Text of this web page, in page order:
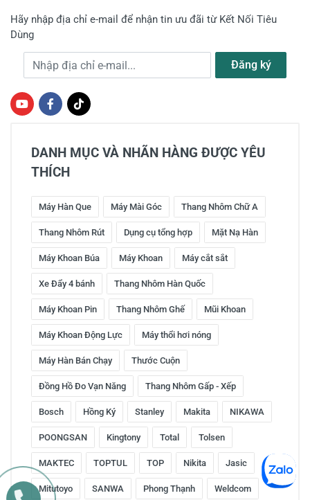
Hãy nhập địa chỉ e-mail để nhận tin ưu đãi từ Kết Nối Tiêu
Dùng
Địa chỉ e-mail Đăng ký
DANH MỤC VÀ NHÃN HÀNG ĐƯỢC YÊU
THÍCH
Máy Hàn Que Máy Mài Góc Thang Nhôm Chữ A
Thang Nhôm Rút Dụng cụ tổng hợp Mặt Nạ Hàn
Máy Khoan Búa Máy Khoan Máy cắt sắt
Xe Đẩy 4 bánh Thang Nhôm Hàn Quốc
Máy Khoan Pin Thang Nhôm Ghế Mũi Khoan
Máy Khoan Động Lực Máy thổi hơi nóng
Máy Hàn Bán Chạy Thước Cuộn
Đồng Hồ Đo Vạn Năng Thang Nhôm Gấp - Xếp
Bosch Hồng Ký Stanley Makita NIKAWA
POONGSAN Kingtony Total Tolsen
MAKTEC TOPTUL TOP Nikita Jasic
Mitutoyo SANWA Phong Thạnh Weldcom